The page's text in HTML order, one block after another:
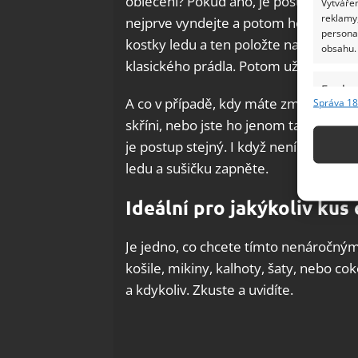
obsahu.
Funkce
Správa
nejprve vyndejte a potom ho dejte
kostky ledu a ten položte na
klasického prádla. Potom už stačí
A co v případě, kdy máte zmačkané
skříni, nebo jste ho jenom tak
je postup stejný. I když není mokré,
ledu a sušičku zapněte.
Ideální pro jakýkoliv kus
Je jedno, co chcete tímto
košile, mikiny, kalhoty, šaty, nebo
a kdykoliv. Zkuste a uvidíte.